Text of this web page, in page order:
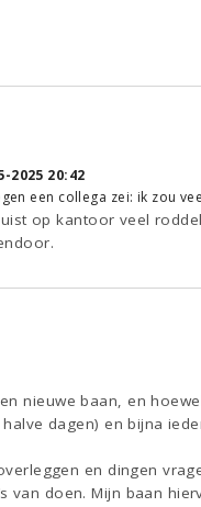
2025 20:42
een collega zei: ik zou
op kantoor veel
nieuwe baan, en
dagen) en bijna
en dingen
van doen. Mijn baan